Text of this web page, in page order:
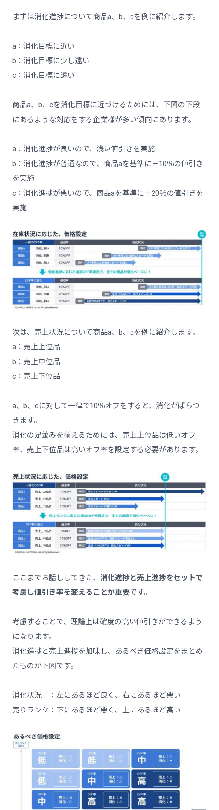
まずは消化進捗について商品a、b、cを例に紹介します。
a：消化目標に近い
b：消化目標に少し遠い
c：消化目標に遠い
商品a、b、cを消化目標に近づけるためには、下図の下段
にあるような対応をする企業様が多い傾向にあります。
a：消化進捗が良いので、浅い値引きを実施
b：消化進捗が普通なので、商品aを基準に＋10％の値引き
を実施
c：消化進捗が悪いので、商品aを基準に＋20％の値引きを
実施
次は、売上状況について商品a、b、cを例に紹介します。
a：売上上位品
b：売上中位品
c：売上下位品
a、b、cに対して一律で10％オフをすると、消化がばらつ
きます。
消化の足並みを揃えるためには、売上上位品は低いオフ
率、売上下位品は高いオフ率を設定する必要があります。
ここまでお話ししてきた、 消化進捗と売上進捗をセットで
考慮し値引き率を変えることが重要です。
考慮することで、理論上は確度の高い値引きができるよう
になります。
消化進捗と売上進捗を加味し、あるべき価格設定をまとめ
たものが下図です。
消化状況 ：左にあるほど良く、右にあるほど悪い
売りランク：下にあるほど悪く、上にあるほど高い